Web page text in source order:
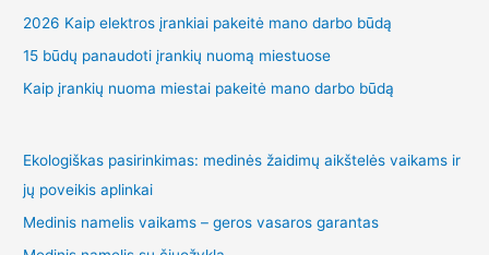
2026 Kaip elektros įrankiai pakeitė mano darbo būdą
15 būdų panaudoti įrankių nuomą miestuose
Kaip įrankių nuoma miestai pakeitė mano darbo būdą
Ekologiškas pasirinkimas: medinės žaidimų aikštelės vaikams ir
jų poveikis aplinkai
Medinis namelis vaikams – geros vasaros garantas